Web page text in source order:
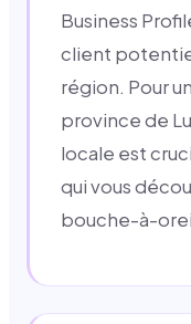
Business
client
région. Pour
province de
locale est
qui vous
bouche-à-